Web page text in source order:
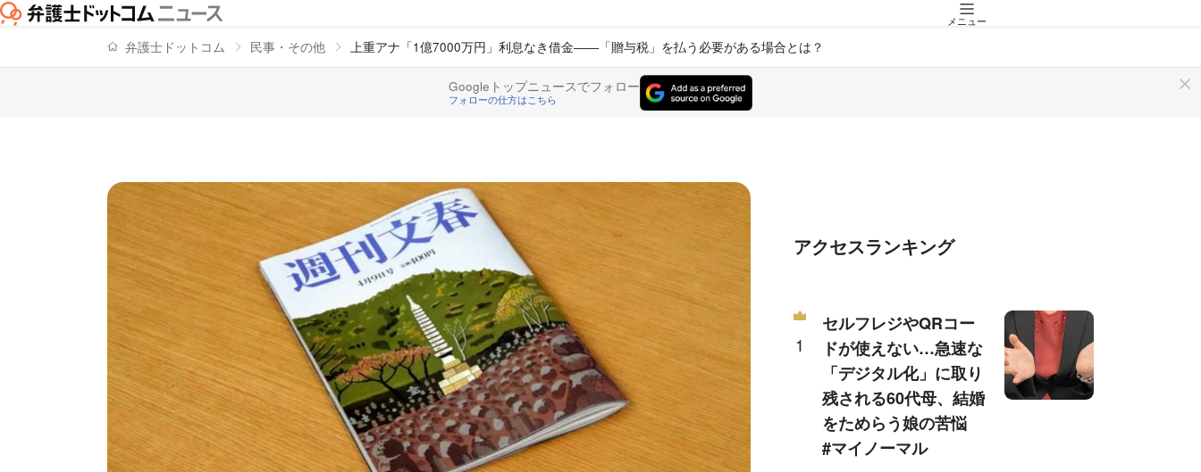
メニュー
弁護士ドットコム 民事・その他 上重アナ「1億7000万円」利息なき借金――「贈与税」を払う必要がある場合とは？
Googleトップニュースでフォロー
フォローの仕方はこちら
アクセスランキング
セルフレジやQRコー
ドが使えない…急速な
「デジタル化」に取り
残される60代母、結婚
をためらう娘の苦悩
#マイノーマル